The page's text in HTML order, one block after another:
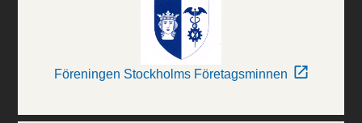
Föreningen Stockholms Företagsminnen